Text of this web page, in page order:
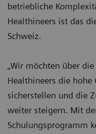
betriebliche
Healthineers ist das
Schweiz.
„Wir möchten über
Healthineers die
sicherstellen und die
weiter steigern. Mit
Schulungsprogramm